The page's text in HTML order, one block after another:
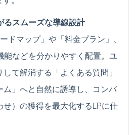
るスムーズな導線設計
ドマップ」や「料金プラン」、
能などを分かりやすく配置。ユ
て解消する「よくある質問」
ム」へと自然に誘導し、コンバ
せ）の獲得を最大化するLPに仕